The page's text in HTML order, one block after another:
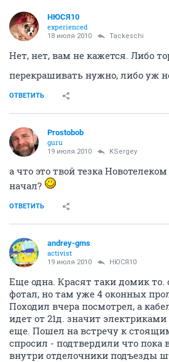
НЮСЯ10
experienced
18 июля 2010 Tackeschi
Нет, нет, вам не кажется. Либо
перекрашивать нужно, либо уж
ОТВЕТИТЬ
Prostobob
guru
19 июля 2010 KSergey
а что это твой тезка
начал?
ОТВЕТИТЬ
andrey-gms
activist
19 июля 2010 НЮСЯ10
Еще одна. Красят таки домик то.
фотал, но там уже 4 оконных
Походил вчера посмотрел, а
идет от 21д. значит
еще. Пошел на встречу к
спросил - подтвердили что пока
внутри отделочники подъезды